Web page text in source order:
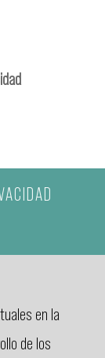
en la
de los